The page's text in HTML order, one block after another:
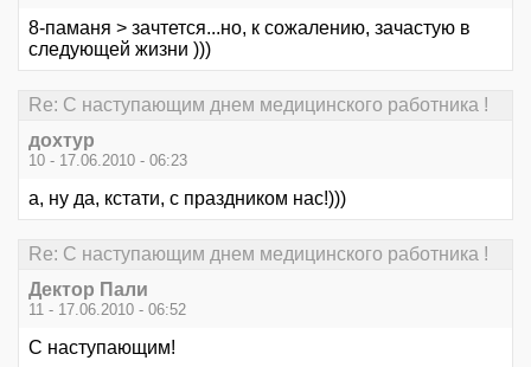
8-паманя > зачтется...но, к сожалению, зачастую в
следующей жизни )))
Re: С наступающим днем медицинского работника !
дохтур
10 - 17.06.2010 - 06:23
а, ну да, кстати, с праздником нас!)))
Re: С наступающим днем медицинского работника !
Дектор Пали
11 - 17.06.2010 - 06:52
С наступающим!